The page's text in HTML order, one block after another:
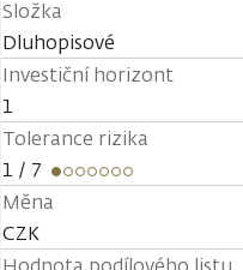
Složka
Dluhopisové
Investiční horizont
1
Tolerance rizika
1 / 7
Měna
CZK